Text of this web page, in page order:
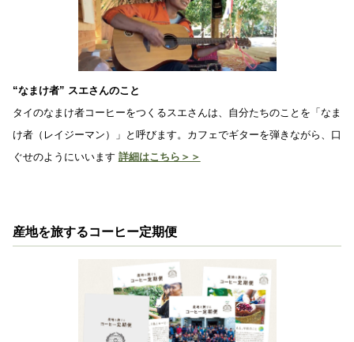
“なまけ者” スエさんのこと
タイのなまけ者コーヒーをつくるスエさんは、自分たちのことを「なま
け者（レイジーマン）」と呼びます。カフェでギターを弾きながら、口
ぐせのようにいいます 詳細はこちら＞＞
産地を旅するコーヒー定期便